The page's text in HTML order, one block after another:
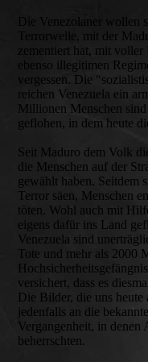
Die Venezolaner wollen
Terrorwelle, mit der
zementiert hat, mit voller
ebenso illegitimen
vergessen. Die
reichen Venezuela ein
Millionen Menschen
geflohen, in dem heute
Seit Maduro dem Volk
die Menschen auf der
gewählt haben. Seitdem
Terror säen, Menschen
töten. Wohl auch mit
eigens dafür ins Land
Venezuela sind
Tote und mehr als 2000
versichert, dass es
Die Bilder, die uns heute
jedenfalls an die
Vergangenheit, in denen
beherrschten.